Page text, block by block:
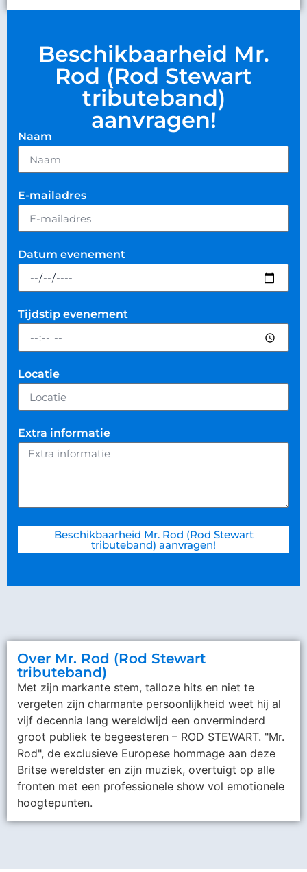
Beschikbaarheid Mr.
Rod (Rod Stewart
tributeband)
aanvragen!
Naam
E-mailadres
Datum evenement
Tijdstip evenement
Locatie
Extra informatie
Beschikbaarheid Mr. Rod (Rod Stewart
tributeband) aanvragen!
Over Mr. Rod (Rod Stewart
tributeband)
Met zijn markante stem, talloze hits en niet te
vergeten zijn charmante persoonlijkheid weet hij al
vijf decennia lang wereldwijd een onverminderd
groot publiek te begeesteren – ROD STEWART. "Mr.
Rod", de exclusieve Europese hommage aan deze
Britse wereldster en zijn muziek, overtuigt op alle
fronten met een professionele show vol emotionele
hoogtepunten.